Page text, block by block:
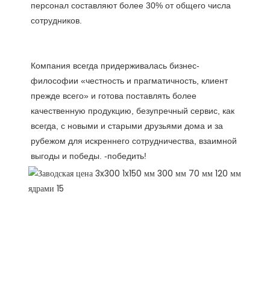
персонал составляют более 30% от общего числа
Компания всегда придерживалась бизнес-
философии «честность и прагматичность, клиент
прежде всего» и готова поставлять более
качественную продукцию, безупречный сервис, как
всегда, с новыми и старыми друзьями дома и за
рубежом для искреннего сотрудничества, взаимной